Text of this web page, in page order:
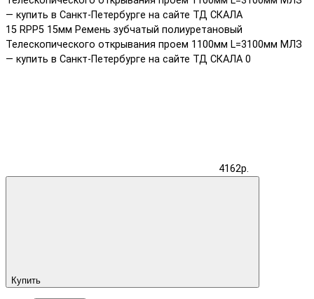
15 RPP5 15мм Ремень зубчатый полиуретановый
Телескопического открывания проем 1100мм L=3100мм МЛЗ
— купить в Санкт-Петербурге на сайте ТД СКАЛА 0
4162р.
Купить